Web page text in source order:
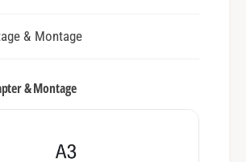
& Montage
& Montage